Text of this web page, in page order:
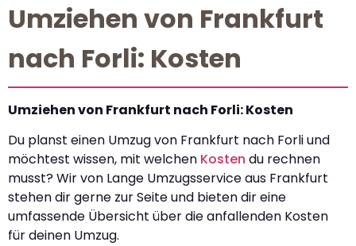
Umziehen von Frankfurt
nach Forli: Kosten
Umziehen von Frankfurt nach Forli: Kosten
Du planst einen Umzug von Frankfurt nach Forli und
möchtest wissen, mit welchen Kosten du rechnen
musst? Wir von Lange Umzugsservice aus Frankfurt
stehen dir gerne zur Seite und bieten dir eine
umfassende Übersicht über die anfallenden Kosten
für deinen Umzug.